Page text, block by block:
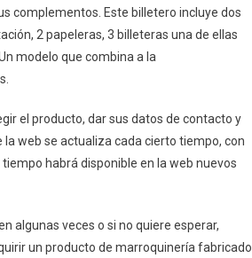
complementos. Este billetero incluye dos
2 papeleras, 3 billeteras una de ellas
modelo que combina a la
el producto, dar sus datos de contacto y
web se actualiza cada cierto tiempo, con
habrá disponible en la web nuevos
algunas veces o si no quiere esperar,
un producto de marroquinería fabricado